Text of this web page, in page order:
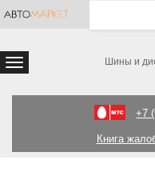
Шины и
+7
Книга